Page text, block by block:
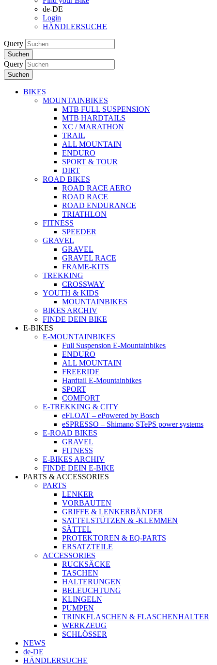
de-DE
Login
HÄNDLERSUCHE
Query
Suchen
Query
Suchen
BIKES
MOUNTAINBIKES
MTB FULL SUSPENSION
MTB HARDTAILS
XC / MARATHON
TRAIL
ALL MOUNTAIN
ENDURO
SPORT & TOUR
DIRT
ROAD BIKES
ROAD RACE AERO
ROAD RACE
ROAD ENDURANCE
TRIATHLON
FITNESS
SPEEDER
GRAVEL
GRAVEL
GRAVEL RACE
FRAME-KITS
TREKKING
CROSSWAY
YOUTH & KIDS
MOUNTAINBIKES
BIKES ARCHIV
FINDE DEIN BIKE
E-BIKES
E-MOUNTAINBIKES
Full Suspension E-Mountainbikes
ENDURO
ALL MOUNTAIN
FREERIDE
Hardtail E-Mountainbikes
SPORT
COMFORT
E-TREKKING & CITY
eFLOAT – ePowered by Bosch
eSPRESSO – Shimano STePS power systems
E-ROAD BIKES
GRAVEL
FITNESS
E-BIKES ARCHIV
FINDE DEIN E-BIKE
PARTS & ACCESSORIES
PARTS
LENKER
VORBAUTEN
GRIFFE & LENKERBÄNDER
SATTELSTÜTZEN & -KLEMMEN
SÄTTEL
PROTEKTOREN & EQ-PARTS
ERSATZTEILE
ACCESSORIES
RUCKSÄCKE
TASCHEN
HALTERUNGEN
BELEUCHTUNG
KLINGELN
PUMPEN
TRINKFLASCHEN & FLASCHENHALTER
WERKZEUG
SCHLÖSSER
NEWS
de-DE
HÄNDLERSUCHE